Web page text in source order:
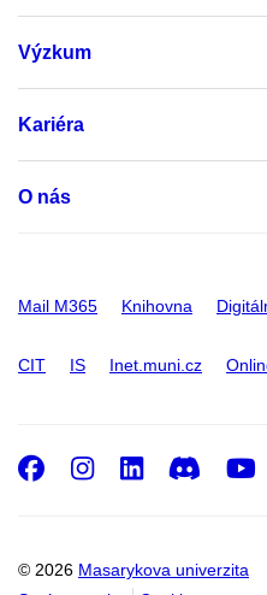
Výzkum
Kariéra
O nás
Mail M365 Knihovna
CIT IS Inet.muni.cz
© 2026 Masarykova univerzita
Facebook
Instagram